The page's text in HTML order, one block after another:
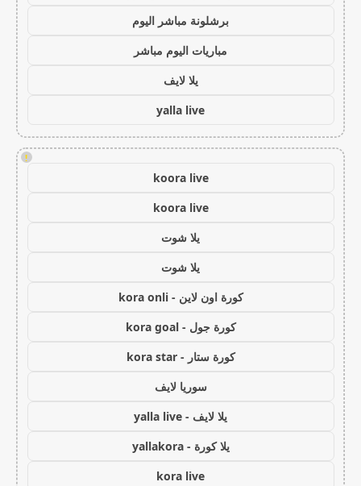
برشلونة مباشر اليوم
مباريات اليوم مباشر
يلا لايف
yalla live
!
koora live
koora live
يلا شوت
يلا شوت
كورة اون لاين - kora onli
كورة جول - kora goal
كورة ستار - kora star
سوريا لايف
يلا لايف - yalla live
يلا كورة - yallakora
kora live